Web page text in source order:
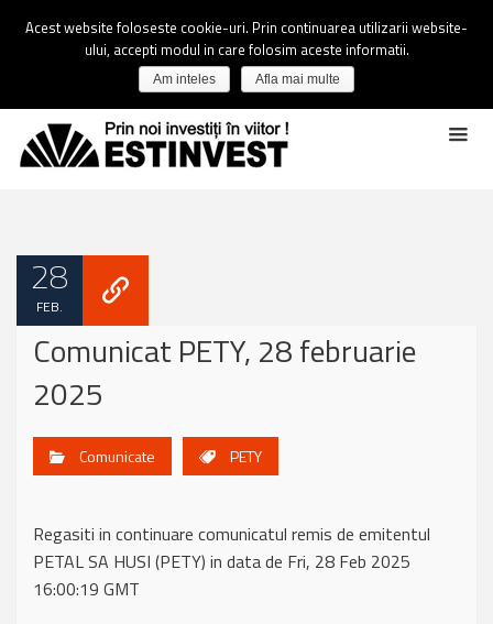
28
FEB.
Comunicat PETY, 28 februarie
2025
Comunicate PETY
Regasiti in continuare comunicatul remis de emitentul
PETAL SA HUSI (PETY) in data de Fri, 28 Feb 2025
16:00:19 GMT
Acest website foloseste cookie-uri. Prin continuarea utilizarii website-
ului, accepti modul in care folosim aceste informatii.
Am inteles Afla mai multe